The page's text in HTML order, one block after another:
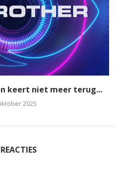
keert niet meer terug...
2025